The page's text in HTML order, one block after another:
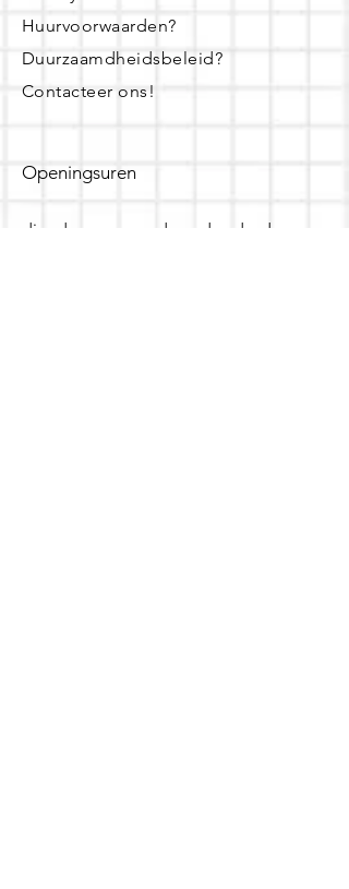
Huurvoorwaarden?
Duurzaamdheidsbeleid?
Contacteer ons!
Openingsuren
dinsdag - woensdag- donderdag: